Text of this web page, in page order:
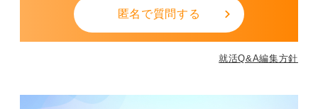
匿名で質問する
就活Q&A編集方針